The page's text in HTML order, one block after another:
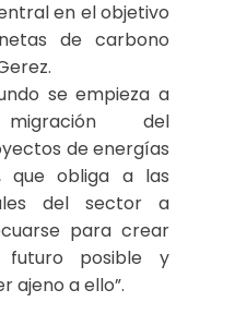
en el objetivo
de carbono
se empieza a
del
de energías
que obliga a las
del sector a
para crear
posible y
ajeno a ello”.